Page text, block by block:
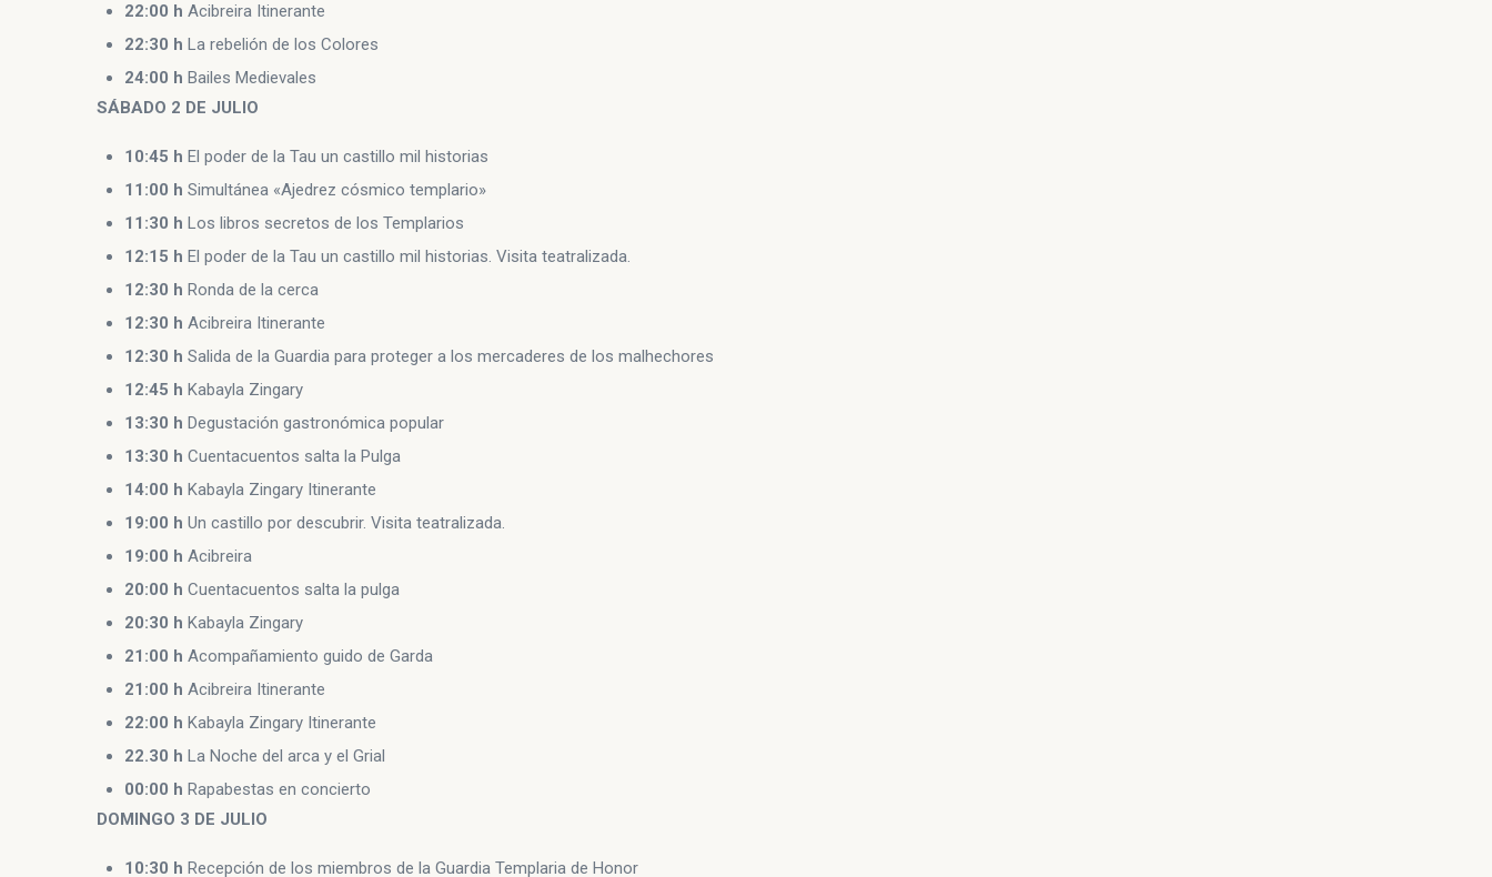
22:00 h Acibreira Itinerante
22:30 h La rebelión de los Colores
24:00 h Bailes Medievales
SÁBADO 2 DE JULIO
10:45 h El poder de la Tau un castillo mil historias
11:00 h Simultánea «Ajedrez cósmico templario»
11:30 h Los libros secretos de los Templarios
12:15 h El poder de la Tau un castillo mil historias. Visita teatralizada.
12:30 h Ronda de la cerca
12:30 h Acibreira Itinerante
12:30 h Salida de la Guardia para proteger a los mercaderes de los malhechores
12:45 h Kabayla Zingary
13:30 h Degustación gastronómica popular
13:30 h Cuentacuentos salta la Pulga
14:00 h Kabayla Zingary Itinerante
19:00 h Un castillo por descubrir. Visita teatralizada.
19:00 h Acibreira
20:00 h Cuentacuentos salta la pulga
20:30 h Kabayla Zingary
21:00 h Acompañamiento guido de Garda
21:00 h Acibreira Itinerante
22:00 h Kabayla Zingary Itinerante
22.30 h La Noche del arca y el Grial
00:00 h Rapabestas en concierto
DOMINGO 3 DE JULIO
10:30 h Recepción de los miembros de la Guardia Templaria de Honor